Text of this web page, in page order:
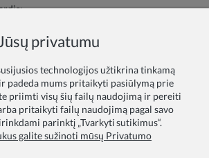
privatumu
technologijos užtikrina tinkamą
padeda mums pritaikyti pasiūlymą prie
priimti visų šių failų naudojimą ir pereiti
pritaikyti failų naudojimą pagal savo
parinktį „Tvarkyti sutikimus“.
galite sužinoti mūsų Privatumo